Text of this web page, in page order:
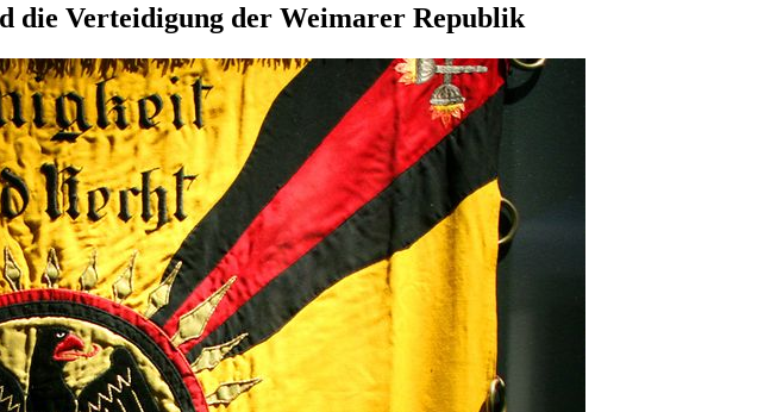
die Verteidigung der Weimarer Republik